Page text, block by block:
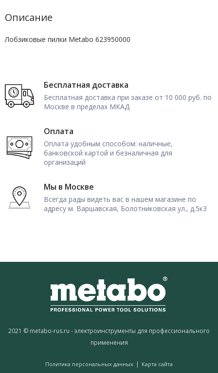
Описание
Лобзиковые пилки Metabo 623950000
Бесплатная доставка
Бесплатная доставка при заказе от 10 000 руб. по
Москве в пределах МКАД
Оплата
Оплата удобным способом: наличные,
банковской картой и безналичная для
организаций
Мы в Москве
Всегда рады видеть вас в нашем магазине по
адресу м. Варшавская, Болотниковская ул., д.5к3
2021 © metabo-rus.ru - электроинструменты для профессионального
применения
Политика персональных данных | Карта сайта